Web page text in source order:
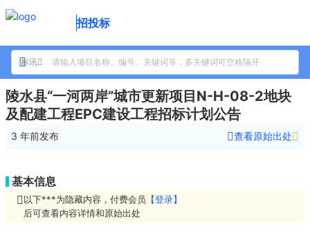
招投标
标讯
陵水县“一河两岸”城市更新项目N-H-08-2地块
及配建工程EPC建设工程招标计划公告
3 年前发布 查看原始出处
基本信息
以下***为隐藏内容，付费会员 【登录】
后可查看内容详情和原始出处